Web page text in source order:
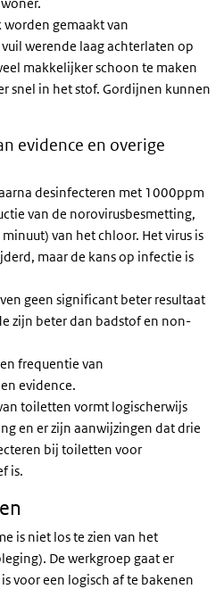
gemaakt van
werende laag achterlaten op
makkelijker schoon te maken
snel in het stof. Gordijnen kunnen
evidence en overige
desinfecteren met 1000ppm
van de norovirusbesmetting,
van het chloor. Het virus is
maar de kans op infectie is
geen significant beter resultaat
zijn beter dan badstof en non-
frequentie van
evidence.
toiletten vormt logischerwijs
en er zijn aanwijzingen dat drie
bij toiletten voor
is.
niet los te zien van het
De werkgroep gaat er
voor een logisch af te bakenen